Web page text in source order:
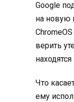
Google
на новую
верить
Что
ему